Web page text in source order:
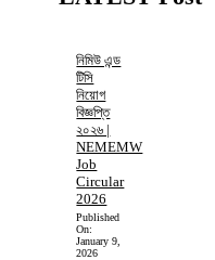
নিমিউ এন্ড
টিসি
নিয়োগ
বিজ্ঞপ্তি
২০২৬ |
NEMEMW
Job
Circular
2026
Published
On:
January 9,
2026